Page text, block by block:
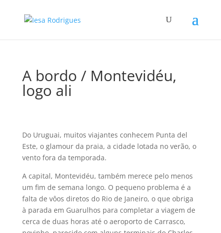
A bordo / Montevidéu,
logo ali
Do Uruguai, muitos viajantes conhecem Punta del
Este, o glamour da praia, a cidade lotada no verão, o
vento fora da temporada.
A capital, Montevidéu, também merece pelo menos
um fim de semana longo. O pequeno problema é a
falta de vôos diretos do Rio de Janeiro, o que obriga
à parada em Guarulhos para completar a viagem de
cerca de duas horas até o aeroporto de Carrasco,